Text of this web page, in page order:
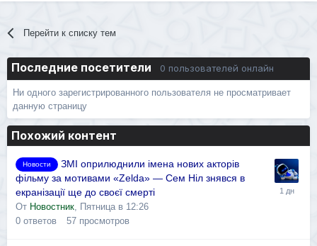
Перейти к списку тем
Последние посетители 0 пользователей онлайн
Ни одного зарегистрированного пользователя не просматривает
данную страницу
Похожий контент
Новости
ЗМІ оприлюднили імена нових акторів
фільму за мотивами «Zelda» — Сем Ніл знявся в
екранізації ще до своєї смерті
От Новостник
Пятница в 12:26
0 ответов 57 просмотров